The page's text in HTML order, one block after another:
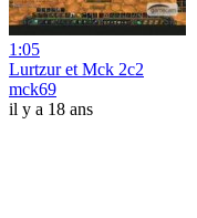
1:05
Lurtzur et Mck 2c2
mck69
il y a 18 ans